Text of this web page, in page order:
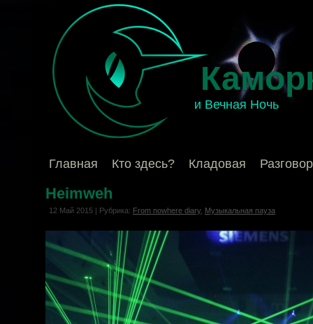
и Вечная Ночь
Главная Кто здесь? Кладовая
Heimweh
12 Май 2015 | Рубрика: From nowhere diary, Музыкальная пауза